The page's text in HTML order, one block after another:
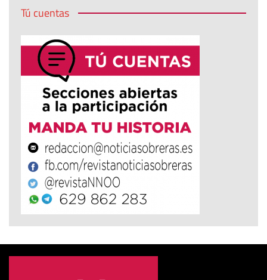
Tú cuentas